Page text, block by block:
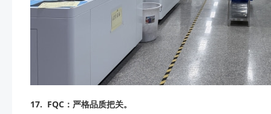
17. FQC：严格品质把关。